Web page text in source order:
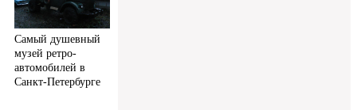
Самый душевный
музей ретро-
автомобилей в
Санкт-Петербурге